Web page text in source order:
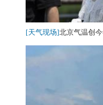
[天气现场]北京气温创